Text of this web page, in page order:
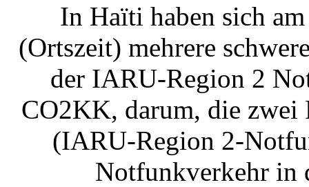
In Haïti haben sich
(Ortszeit) mehrere
der IARU-Region 2
CO2KK, darum, die zwei
(IARU-Region 2-
Notfunkverkehr in